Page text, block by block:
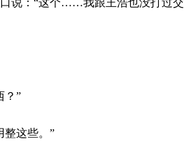
说：“这个……我跟王浩也没打过交
？”
整这些。”